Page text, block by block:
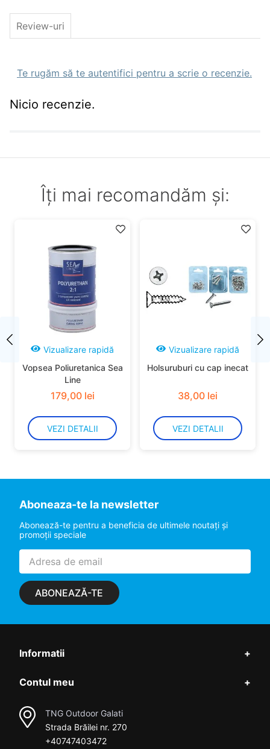
Review-uri
Te rugăm să te autentifici pentru a scrie o recenzie.
Nicio recenzie.
Îți mai recomandăm și:
Vizualizare rapidă
Vopsea Poliuretanica Sea
Line
179,00 lei
VEZI DETALII
Vizualizare rapidă
Holsuruburi cu cap inecat
38,00 lei
VEZI DETALII
Aboneaza-te la newsletter
Abonează-te pentru a beneficia de ultimele noutaţi şi
promoţii speciale
ABONEAZĂ-TE
Informatii +
Contul meu +
TNG Outdoor Galati
Strada Brăilei nr. 270
+40747403472